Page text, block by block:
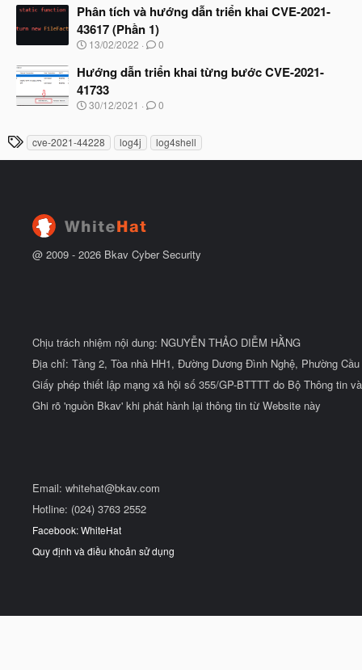
đ
ầ
u
à
b
ắ
đ
ầ
u
Phân tích và hướng dẫn triển khai CVE-2021-
43617 (Phần 1)
N
à
b
ắ
đ
ầ
u
13/02/2022 0
Hướng dẫn triển khai từng bước CVE-2021-
41733
N
y
u
30/12/2021 0
T
h
cve-2021-44228 log4j log4shell
@ 2009 - 2026 Bkav Cyber Security
Chịu trách nhiệm nội dung: NGUYỄN THẢO DIỄM HẰNG
Địa chỉ: Tầng 2, Tòa nhà HH1, Đường Dương Đình Nghệ, Phường
Giấy phép thiết lập mạng xã hội số 355/GP-BTTTT do Bộ Thông tin
Ghi rõ 'nguồn Bkav' khi phát hành lại thông tin từ Website này
Email: whitehat@bkav.com
Hotline: (024) 3763 2552
Facebook: WhiteHat
Quy định và điều khoản sử dụng